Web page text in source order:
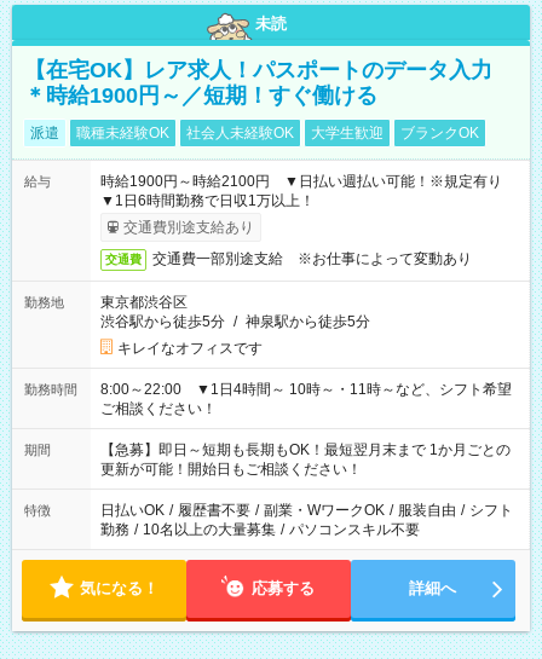
未読
【在宅OK】レア求人！パスポートのデータ入力
＊時給1900円～／短期！すぐ働ける
派遣 職種未経験OK 社会人未経験OK 大学生歓迎 ブランクOK
給与
時給1900円～時給2100円 ▼日払い週払い可能！※規定有り
▼1日6時間勤務で日収1万以上！
交通費別途支給あり
交通費 交通費一部別途支給 ※お仕事によって変動あり
勤務地
東京都渋谷区
渋谷駅から徒歩5分 / 神泉駅から徒歩5分
キレイなオフィスです
勤務時間
8:00～22:00 ▼1日4時間～ 10時～・11時～など、シフト希望
ご相談ください！
期間
【急募】即日～短期も長期もOK！最短翌月末まで 1か月ごとの
更新が可能！開始日もご相談ください！
特徴 日払いOK / 履歴書不要 / 副業・WワークOK / 服装自由 / シフト
勤務 / 10名以上の大量募集 / パソコンスキル不要
気になる！ 応募する 詳細へ